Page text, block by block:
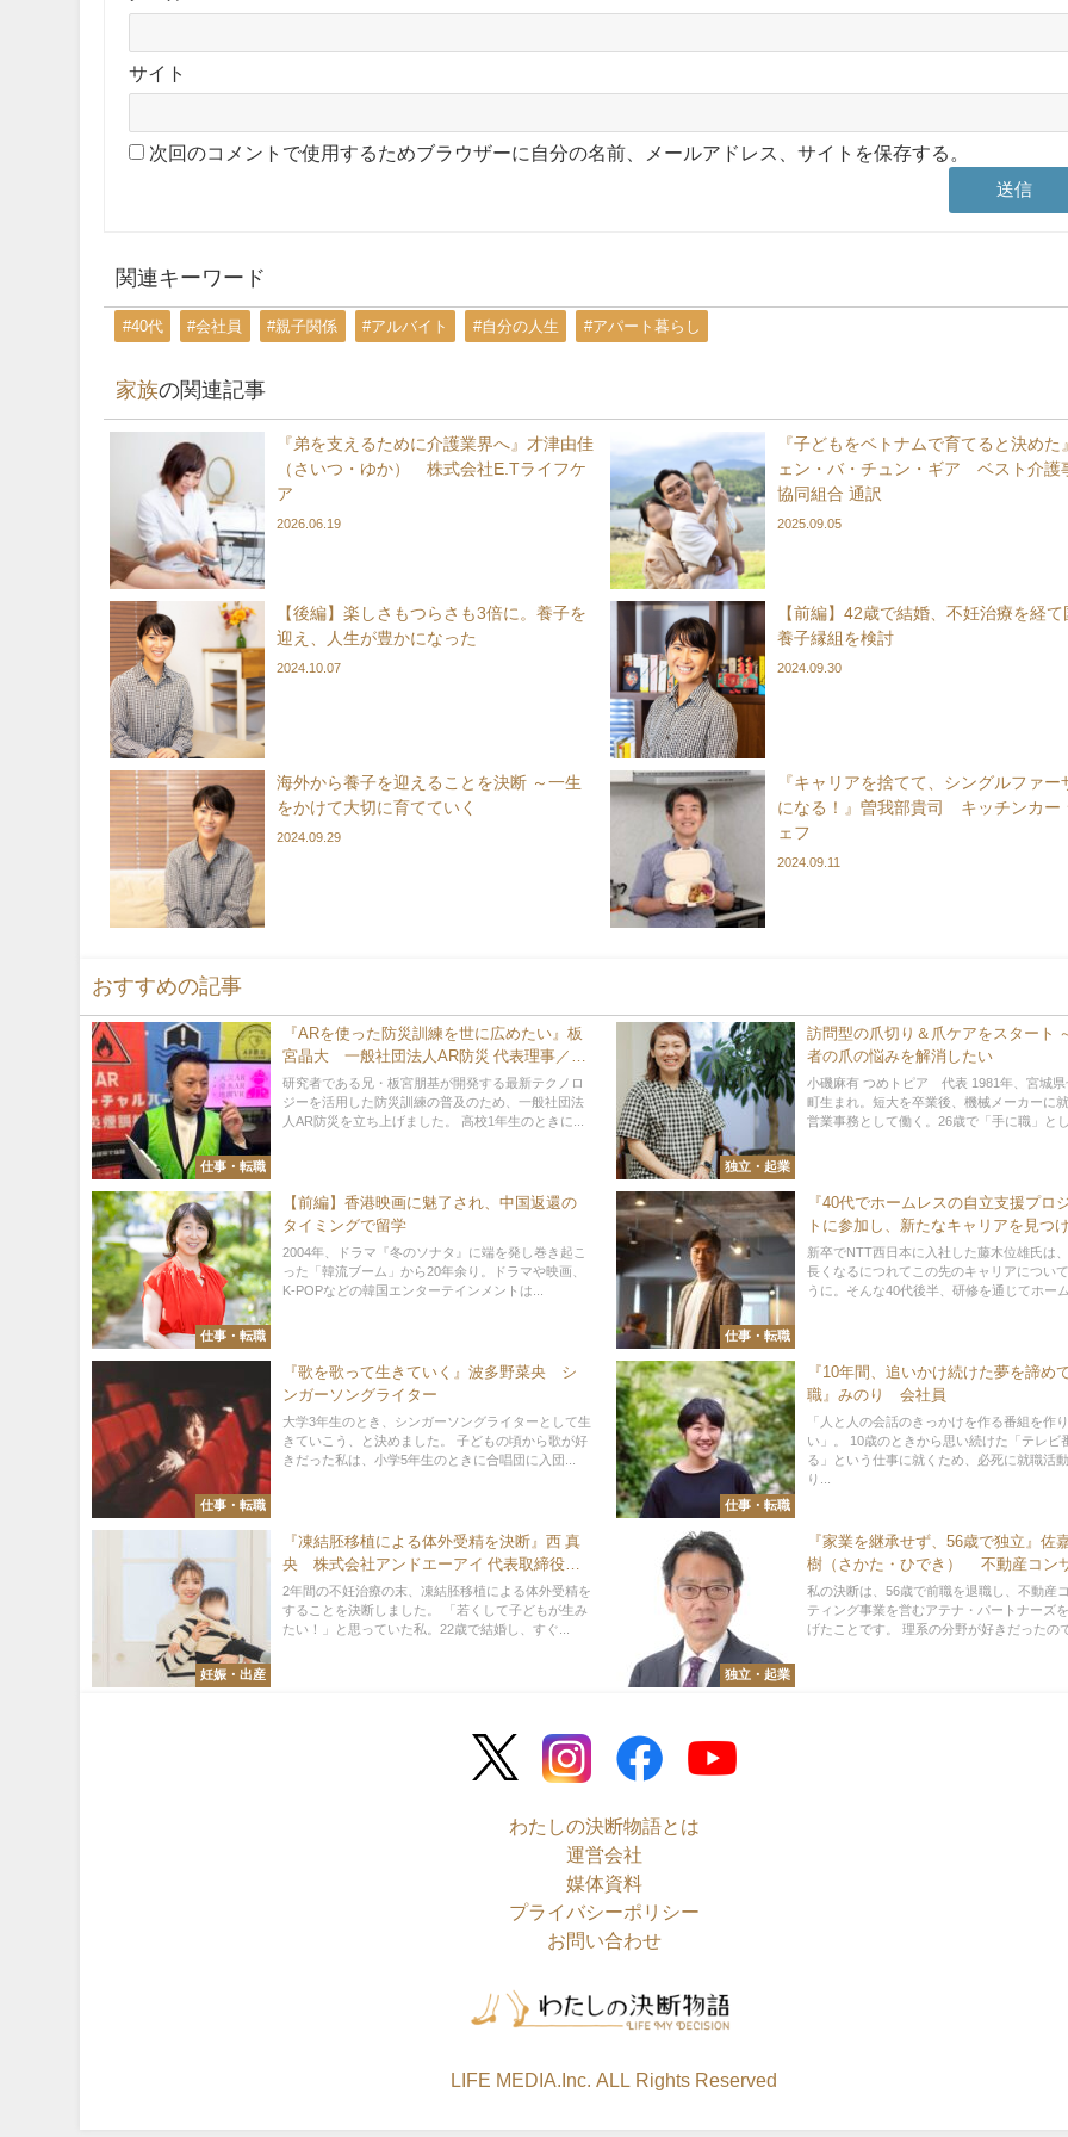
サイト
次回のコメントで使用するためブラウザーに自分の名前、メールアドレス、サイトを保存する。
関連キーワード
#40代 #会社員 #親子関係 #アルバイト #自分の人生 #アパート暮らし
家族の関連記事
『弟を支えるために介護業界へ』才津由佳
（さいつ・ゆか） 株式会社E.Tライフケ
ア
2026.06.19
『子どもをベトナムで育てると決めた
ェン・バ・チュン・ギア ベスト介護
協同組合 通訳
2025.09.05
【後編】楽しさもつらさも3倍に。養子を
迎え、人生が豊かになった
2024.10.07
【前編】42歳で結婚、不妊治療を経て
養子縁組を検討
2024.09.30
海外から養子を迎えることを決断 ～一生
をかけて大切に育てていく
2024.09.29
『キャリアを捨てて、シングルファー
になる！』曽我部貴司 キッチンカー
ェフ
2024.09.11
おすすめの記事
仕事・転職
『ARを使った防災訓練を世に広めたい』板
宮晶大 一般社団法人AR防災 代表理事／防
災士
研究者である兄・板宮朋基が開発する最新テクノロ
ジーを活用した防災訓練の普及のため、一般社団法
人AR防災を立ち上げました。 高校1年生のときに...
独立・起業
訪問型の爪切り＆爪ケアをスタート
者の爪の悩みを解消したい
小磯麻有 つめトピア 代表 1981年、宮城県
町生まれ。短大を卒業後、機械メーカーに就
営業事務として働く。26歳で「手に職」とし
仕事・転職
【前編】香港映画に魅了され、中国返還の
タイミングで留学
2004年、ドラマ『冬のソナタ』に端を発し巻き起こ
った「韓流ブーム」から20年余り。ドラマや映画、
K-POPなどの韓国エンターテインメントは...
仕事・転職
『40代でホームレスの自立支援プロ
トに参加し、新たなキャリアを見つけ
藤木位雄（ふじき・いさお） 株式会
西日本ルセント 関西支店 京橋第2セン
センター長
新卒でNTT西日本に入社した藤木位雄氏は
長くなるにつれてこの先のキャリアについ
うに。そんな40代後半、研修を通じてホーム
仕事・転職
『歌を歌って生きていく』波多野菜央 シ
ンガーソングライター
大学3年生のとき、シンガーソングライターとして生
きていこう、と決めました。 子どもの頃から歌が好
きだった私は、小学5年生のときに合唱団に入団...
仕事・転職
『10年間、追いかけ続けた夢を諦め
職』みのり 会社員
「人と人の会話のきっかけを作る番組を作
い」。 10歳のときから思い続けた「テレビ
る」という仕事に就くため、必死に就職活
り...
妊娠・出産
『凍結胚移植による体外受精を決断』西 真
央 株式会社アンドエーアイ 代表取締役社
長
2年間の不妊治療の末、凍結胚移植による体外受精を
することを決断しました。 「若くして子どもが生み
たい！」と思っていた私。22歳で結婚し、すぐ...
独立・起業
『家業を継承せず、56歳で独立』佐
樹（さかた・ひでき） 不動産コン
ィングマスター／アテナ・パートナ
式会社 代表取締役
私の決断は、56歳で前職を退職し、不動産
ティング事業を営むアテナ・パートナーズ
げたことです。 理系の分野が好きだったの
わたしの決断物語とは
運営会社
媒体資料
プライバシーポリシー
お問い合わせ
©LIFE MEDIA.Inc. ALL Rights Reserved